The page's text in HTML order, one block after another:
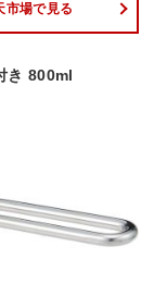
市場で見る
き 800ml